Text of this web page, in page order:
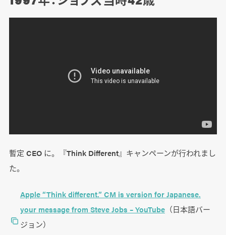
暫定 CEO に。『Think Different』キャンペーンが行われまし
た。
Apple “Think different.” CM is version for Japanese.
your message from Steve Jobs – YouTube（日本語バー
ジョン）